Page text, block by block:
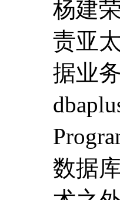
数据
术之
老师其
Oracle 12c特性
课程所